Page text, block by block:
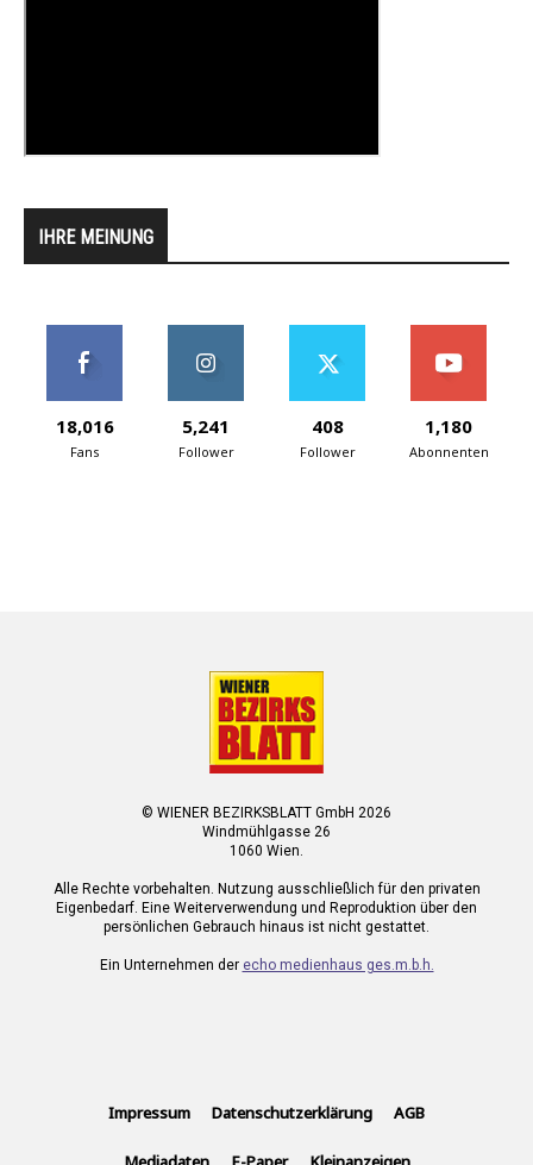
IHRE MEINUNG
18,016
Fans
5,241
Follower
408
Follower
1,180
Abonnenten
© WIENER BEZIRKSBLATT GmbH 2026
Windmühlgasse 26
1060 Wien.
Alle Rechte vorbehalten. Nutzung ausschließlich für den privaten
Eigenbedarf. Eine Weiterverwendung und Reproduktion über den
persönlichen Gebrauch hinaus ist nicht gestattet.
Ein Unternehmen der echo medienhaus ges.m.b.h.
Impressum Datenschutzerklärung AGB